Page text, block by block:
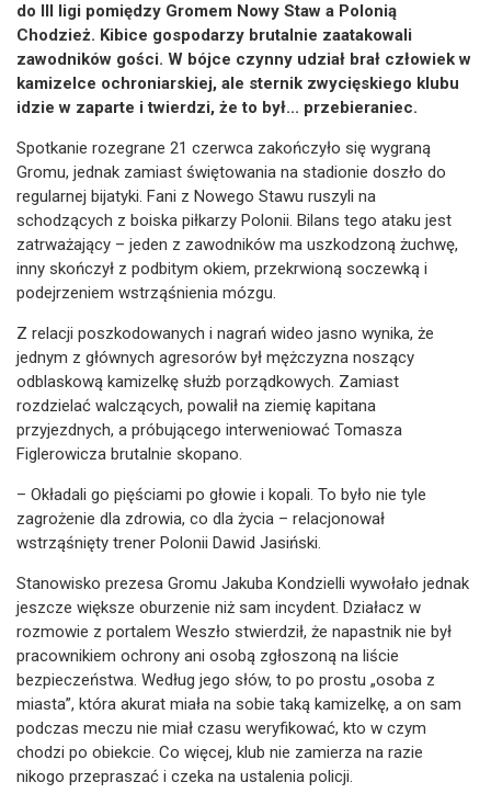
do III ligi pomiędzy Gromem Nowy Staw a Polonią
Chodzież. Kibice gospodarzy brutalnie zaatakowali
zawodników gości. W bójce czynny udział brał człowiek w
kamizelce ochroniarskiej, ale sternik zwycięskiego klubu
idzie w zaparte i twierdzi, że to był... przebieraniec.
Spotkanie rozegrane 21 czerwca zakończyło się wygraną
Gromu, jednak zamiast świętowania na stadionie doszło do
regularnej bijatyki. Fani z Nowego Stawu ruszyli na
schodzących z boiska piłkarzy Polonii. Bilans tego ataku jest
zatrważający – jeden z zawodników ma uszkodzoną żuchwę,
inny skończył z podbitym okiem, przekrwioną soczewką i
podejrzeniem wstrząśnienia mózgu.
Z relacji poszkodowanych i nagrań wideo jasno wynika, że
jednym z głównych agresorów był mężczyzna noszący
odblaskową kamizelkę służb porządkowych. Zamiast
rozdzielać walczących, powalił na ziemię kapitana
przyjezdnych, a próbującego interweniować Tomasza
Figlerowicza brutalnie skopano.
– Okładali go pięściami po głowie i kopali. To było nie tyle
zagrożenie dla zdrowia, co dla życia – relacjonował
wstrząśnięty trener Polonii Dawid Jasiński.
Stanowisko prezesa Gromu Jakuba Kondzielli wywołało jednak
jeszcze większe oburzenie niż sam incydent. Działacz w
rozmowie z portalem Weszło stwierdził, że napastnik nie był
pracownikiem ochrony ani osobą zgłoszoną na liście
bezpieczeństwa. Według jego słów, to po prostu „osoba z
miasta”, która akurat miała na sobie taką kamizelkę, a on sam
podczas meczu nie miał czasu weryfikować, kto w czym
chodzi po obiekcie. Co więcej, klub nie zamierza na razie
nikogo przepraszać i czeka na ustalenia policji.